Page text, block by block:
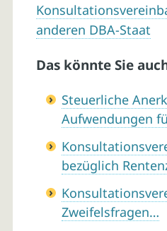
anderen DBA-Staat
Das könnte Sie
Steuerliche
Aufwendungen
bezüglich
Zweifelsfragen…